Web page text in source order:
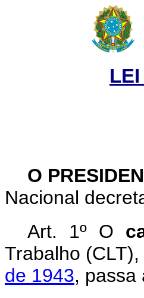
O
Nacional
Art. 1º O
Trabalho
de 1943, passa